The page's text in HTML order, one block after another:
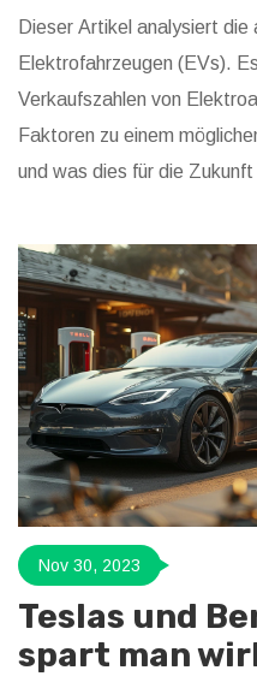
Dieser Artikel analysiert
Elektrofahrzeugen (EVs).
Verkaufszahlen von
Faktoren zu einem
und was dies für die
Marktentwicklungen und
trotzdem den Einstieg in
Nov 30, 2023
Teslas und
spart man